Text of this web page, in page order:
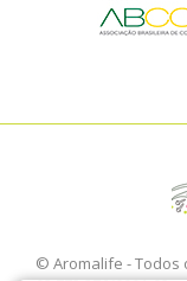
© Aromalife - Todos